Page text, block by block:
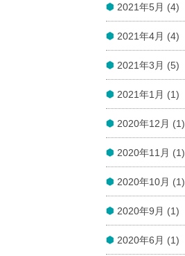
2021年5月 (4)
2021年4月 (4)
2021年3月 (5)
2021年1月 (1)
2020年12月 (1)
2020年11月 (1)
2020年10月 (1)
2020年9月 (1)
2020年6月 (1)